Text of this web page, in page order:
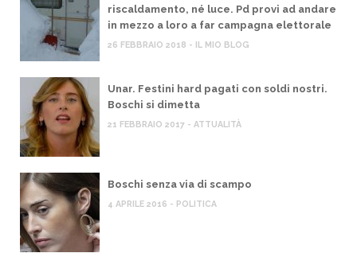
riscaldamento, né luce. Pd provi ad andare
in mezzo a loro a far campagna elettorale
26 FEBBRAIO 2018 - IL MIO BLOG
Unar. Festini hard pagati con soldi nostri.
Boschi si dimetta
21 FEBBRAIO 2017 - ATTUALITÀ
Boschi senza via di scampo
4 APRILE 2016 - POLITICA